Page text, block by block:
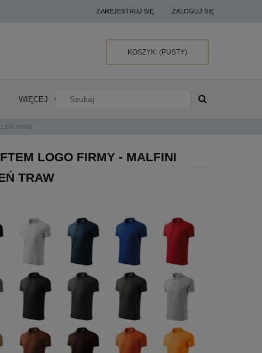
ZAREJESTRUJ SIĘ ZALOGUJ SIĘ
KOSZYK: (PUSTY)
WIĘCEJ
TRAW
LOGO FIRMY - MALFINI
TRAW